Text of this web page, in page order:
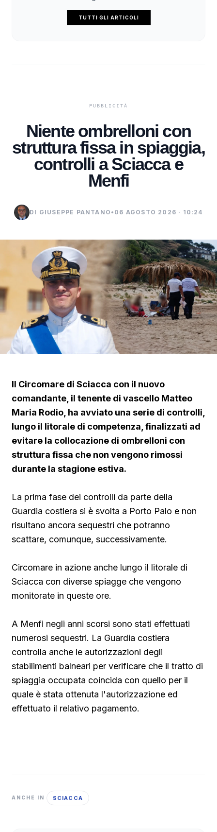
TUTTI GLI ARTICOLI
Niente ombrelloni con
struttura fissa in spiaggia,
controlli a Sciacca e
Menfi
DI GIUSEPPE PANTANO • 06 AGOSTO 2026 · 10:24
Il Circomare di Sciacca con il nuovo
comandante, il tenente di vascello Matteo
Maria Rodio, ha avviato una serie di controlli,
lungo il litorale di competenza, finalizzati ad
evitare la collocazione di ombrelloni con
struttura fissa che non vengono rimossi
durante la stagione estiva.
La prima fase dei controlli da parte della
Guardia costiera si è svolta a Porto Palo e non
risultano ancora sequestri che potranno
scattare, comunque, successivamente.
Circomare in azione anche lungo il litorale di
Sciacca con diverse spiagge che vengono
monitorate in queste ore.
A Menfi negli anni scorsi sono stati effettuati
numerosi sequestri. La Guardia costiera
controlla anche le autorizzazioni degli
stabilimenti balneari per verificare che il tratto di
spiaggia occupata coincida con quello per il
quale è stata ottenuta l'autorizzazione ed
effettuato il relativo pagamento.
ANCHE IN SCIACCA